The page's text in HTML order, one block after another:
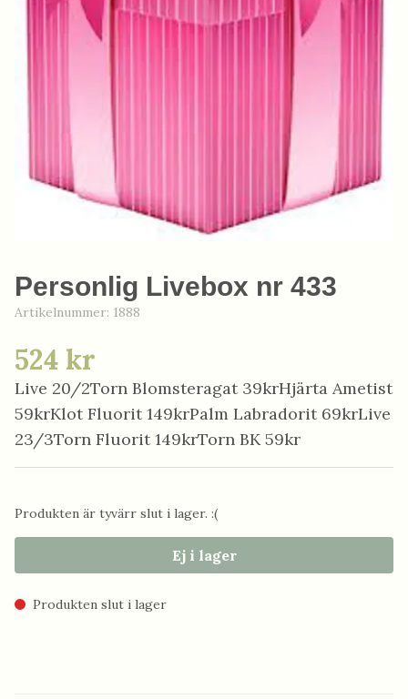
Personlig Livebox nr 433
Artikelnummer: 1888
524 kr
Live 20/2Torn Blomsteragat 39krHjärta Ametist
59krKlot Fluorit 149krPalm Labradorit 69krLive
23/3Torn Fluorit 149krTorn BK 59kr
Produkten är tyvärr slut i lager. :(
Ej i lager
Produkten slut i lager